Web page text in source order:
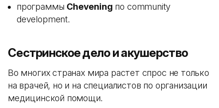
программы Chevening по community
development.
Сестринское дело и акушерство
Во многих странах мира растет спрос не только
на врачей, но и на специалистов по организации
медицинской помощи.